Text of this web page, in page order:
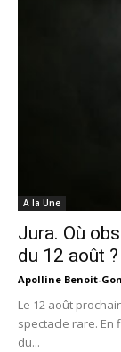
A la Une
Jura. Où
du 12 août ?
Apolline Benoit-
Le 12 août
spectacle rare. En
du...